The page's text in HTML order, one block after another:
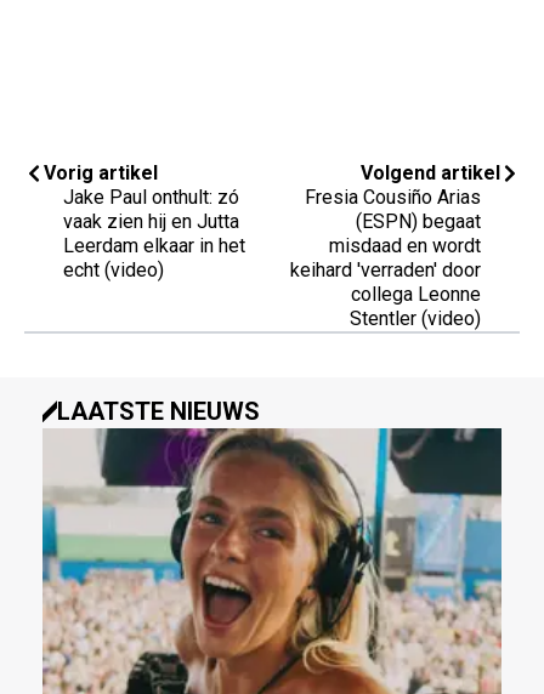
Vorig artikel
Jake Paul onthult: zó
vaak zien hij en Jutta
Leerdam elkaar in het
echt (video)
Volgend artikel
Fresia Cousiño Arias
(ESPN) begaat
misdaad en wordt
keihard 'verraden' door
collega Leonne
Stentler (video)
LAATSTE NIEUWS